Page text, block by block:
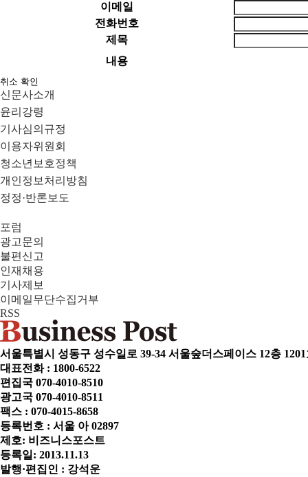
이메일
전화번호
제목
내용
취소 확인
신문사소개
윤리강령
기사심의규정
이용자위원회
청소년보호정책
개인정보처리방침
정정·반론보도
포럼
광고문의
불편신고
인재채용
기사제보
이메일무단수집거부
RSS
서울특별시 성동구 성수일로 39-34 서울숲더스페이스 12층 1201
대표전화 : 1800-6522
편집국 070-4010-8510
광고국 070-4010-8511
팩스 : 070-4015-8658
등록번호 : 서울 아 02897
제호: 비즈니스포스트
등록일: 2013.11.13
발행·편집인 : 강석운